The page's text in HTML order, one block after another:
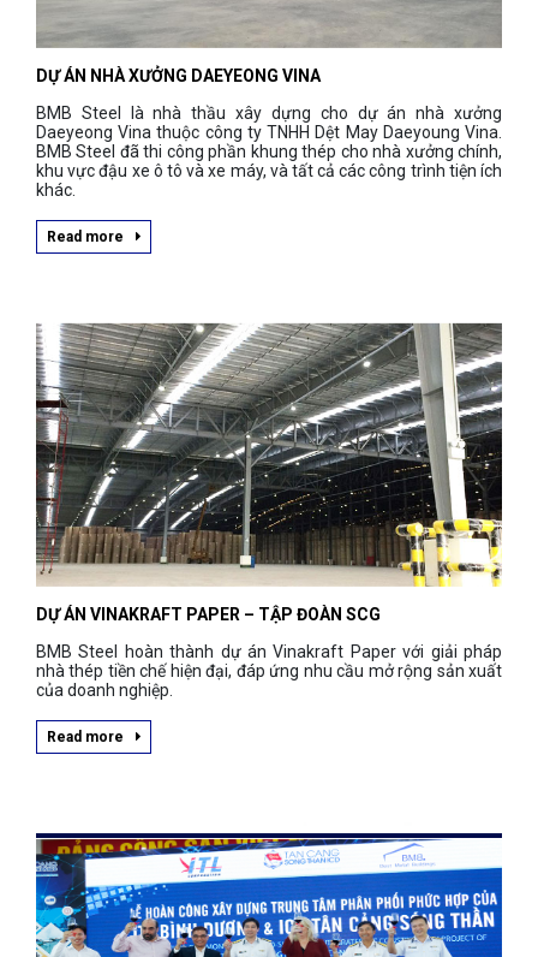
DỰ ÁN NHÀ XƯỞNG DAEYEONG VINA
BMB Steel là nhà thầu xây dựng cho dự án nhà xưởng
Daeyeong Vina thuộc công ty TNHH Dệt May Daeyoung Vina.
BMB Steel đã thi công phần khung thép cho nhà xưởng chính,
khu vực đậu xe ô tô và xe máy, và tất cả các công trình tiện ích
khác.
Read more
DỰ ÁN VINAKRAFT PAPER – TẬP ĐOÀN SCG
BMB Steel hoàn thành dự án Vinakraft Paper với giải pháp
nhà thép tiền chế hiện đại, đáp ứng nhu cầu mở rộng sản xuất
của doanh nghiệp.
Read more